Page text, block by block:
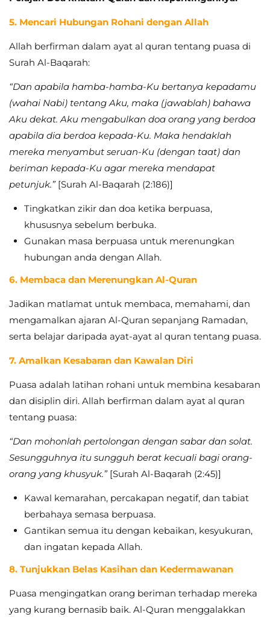
5. Mencari Hubungan Rohani dengan Allah
Allah berfirman dalam ayat al quran tentang puasa di
Surah Al-Baqarah:
“Dan apabila hamba-hamba-Ku bertanya kepadamu
(wahai Nabi) tentang Aku, maka (jawablah) bahawa
Aku dekat. Aku mengabulkan doa orang yang berdoa
apabila dia berdoa kepada-Ku. Maka hendaklah
mereka menyambut seruan-Ku (dengan taat) dan
beriman kepada-Ku agar mereka mendapat
petunjuk.”[Surah Al-Baqarah (2:186)]
Tingkatkan zikir dan doa ketika berpuasa,
khususnya sebelum berbuka.
Gunakan masa berpuasa untuk merenungkan
hubungan anda dengan Allah.
6. Membaca dan Merenungkan Al-Quran
Jadikan matlamat untuk membaca, memahami, dan
mengamalkan ajaran Al-Quran sepanjang Ramadan,
serta belajar daripada ayat-ayat al quran tentang puasa.
7. Amalkan Kesabaran dan Kawalan Diri
Puasa adalah latihan rohani untuk membina kesabaran
dan disiplin diri. Allah berfirman dalam ayat al quran
tentang puasa:
“Dan mohonlah pertolongan dengan sabar dan solat.
Sesungguhnya itu sungguh berat kecuali bagi orang-
orang yang khusyuk.”[Surah Al-Baqarah (2:45)]
Kawal kemarahan, percakapan negatif, dan tabiat
berbahaya semasa berpuasa.
Gantikan semua itu dengan kebaikan, kesyukuran,
dan ingatan kepada Allah.
8. Tunjukkan Belas Kasihan dan Kedermawanan
Puasa mengingatkan orang beriman terhadap mereka
yang kurang bernasib baik. Al-Quran menggalakkan